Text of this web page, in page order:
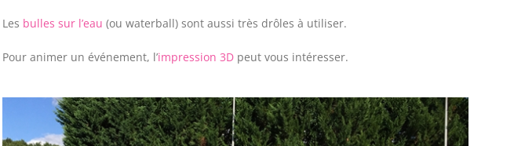
Les bulles sur l’eau (ou waterball) sont aussi très drôles à utiliser.
Pour animer un événement, l’impression 3D peut vous intéresser.